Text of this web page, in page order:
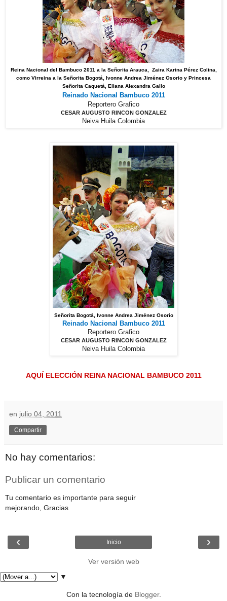
Reina Nacional del Bambuco 2011 a la Señorita Arauca, Zaira Karina Pérez Colina,
como Virreina a la Señorita Bogotá, Ivonne Andrea Jiménez Osorio y Princesa
Señorita Caquetá, Eliana Alexandra Gallo
Reinado Nacional Bambuco 2011
Reportero Grafico
CESAR AUGUSTO RINCON GONZALEZ
Neiva Huila Colombia
Señorita Bogotá, Ivonne Andrea Jiménez Osorio
Reinado Nacional Bambuco 2011
Reportero Grafico
CESAR AUGUSTO RINCON GONZALEZ
Neiva Huila Colombia
AQUÍ ELECCIÓNREINA NACIONAL BAMBUCO 2011
en julio 04, 2011
Compartir
No hay comentarios:
Publicar un comentario
Tu comentario es importante para seguir
mejorando, Gracias
‹ ›
Inicio
Ver versión web
▼
Con la tecnología de Blogger.